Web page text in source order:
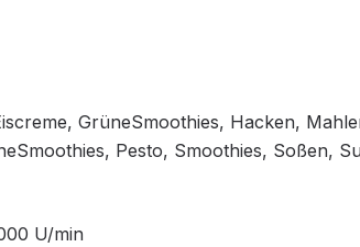
GrüneSmoothies, Hacken,
Pesto, Smoothies, Soßen,
U/min